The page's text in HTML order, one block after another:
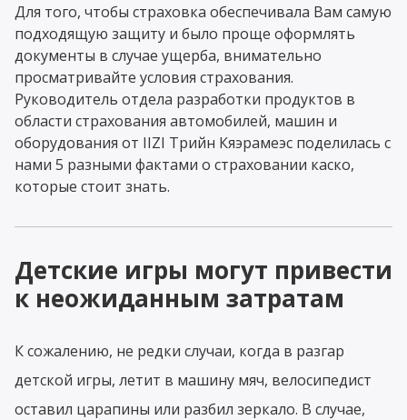
Для того, чтобы страховка обеспечивала Вам самую
подходящую защиту и было проще оформлять
документы в случае ущерба, внимательно
просматривайте условия страхования.
Руководитель отдела разработки продуктов в
области страхования автомобилей, машин и
оборудования от IIZI Трийн Кяэрамеэс поделилась с
нами 5 разными фактами о страховании каско,
которые стоит знать.
Детские игры могут привести
к неожиданным затратам
К сожалению, не редки случаи, когда в разгар
детской игры, летит в машину мяч, велосипедист
оставил царапины или разбил зеркало. В случае,